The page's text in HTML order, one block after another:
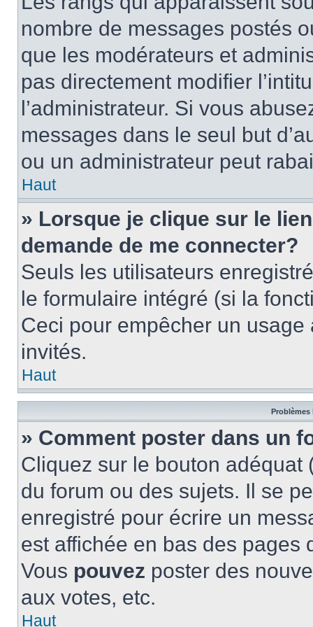
nombre de messages postés
que les modérateurs et
pas directement modifier
l’administrateur. Si vous
messages dans le seul but
ou un administrateur peut
Haut
» Lorsque je clique sur le
demande de me connecter?
Seuls les utilisateurs
le formulaire intégré (si la
Ceci pour empêcher un
invités.
Haut
Problèmes
» Comment poster dans un
Cliquez sur le bouton
du forum ou des sujets. Il se
enregistré pour écrire un
est affichée en bas des pages
Vous pouvez poster des
aux votes, etc.
Haut